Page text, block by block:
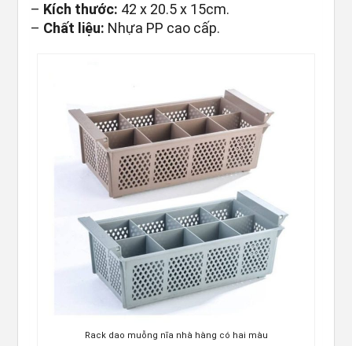
– Kích thước: 42 x 20.5 x 15cm.
– Chất liệu: Nhựa PP cao cấp.
Rack dao muỗng nĩa nhà hàng có hai màu